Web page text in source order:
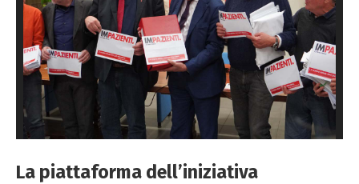
La piattaforma dell’iniziativa